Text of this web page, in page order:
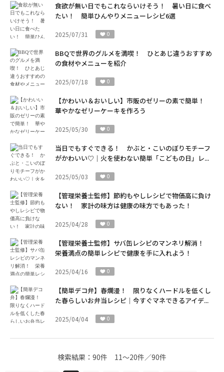
食欲が無い日でもこれならいけそう！ 暑い日に食べ
たい！ 簡単ひんやりメニューレシピ6選
2025/07/31 0
BBQで世界のグルメを満喫！ ひとあじ違うおすすめ
の食材やメニューを紹介
2025/07/18 0
【かわいい＆おいしい】市販のゼリーの素で簡単！
華やかなゼリーケーキを作ろう
2025/05/30 0
当日でもすぐできる！ かぶと・こいのぼりモチーフ
がかわいい♡｜火を使わない簡単「こどもの日」レ...
2025/05/03 0
【管理栄養士監修】節約もやしレシピで物価高に負け
ない！ 家計の味方は健康の味方でもあった！
2025/04/28 0
【管理栄養士監修】サバ缶レシピのマンネリ解消！
栄養満点の簡単レシピで健康を手に入れよう！
2025/04/16 0
【簡単デコ弁】春爛漫！ 限りなくハードルを低くし
た春らしいお弁当レシピ｜今すぐマネできるアイデ...
2025/04/04 0
検索結果： 90件 11～20件／90件